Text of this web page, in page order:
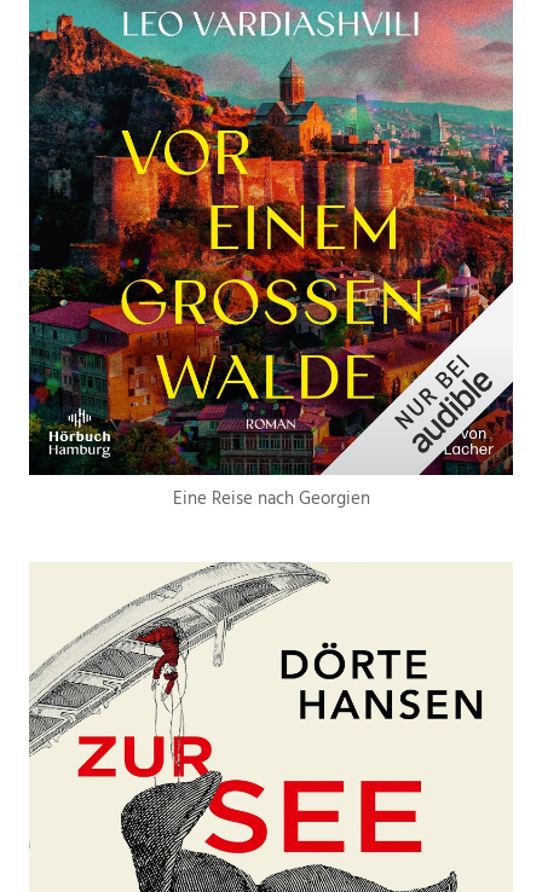
Eine Reise nach Georgien